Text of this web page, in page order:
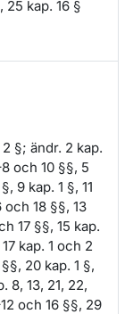
25 kap. 16 §
§; ändr. 2 kap.
och 10 §§, 5
9 kap. 1 §, 11
och 18 §§, 13
17 §§, 15 kap.
kap. 1 och 2
20 kap. 1 §,
8, 13, 21, 22,
och 16 §§, 29